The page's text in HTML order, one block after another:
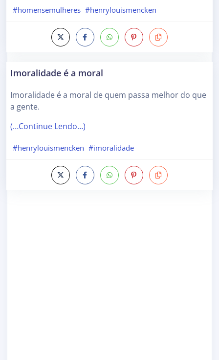
#homensemulheres #henrylouismencken
Imoralidade é a moral
Imoralidade é a moral de quem passa melhor do que
a gente.
(…Continue Lendo…)
#henrylouismencken #imoralidade